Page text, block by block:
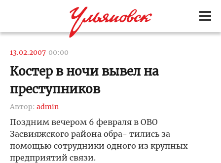
13.02.2007 00:00
Костер в ночи вывел на
преступников
Автор: admin
Поздним вечером 6 февраля в ОВО
Засвияжского района обра- тились за
помощью сотрудники одного из крупных
предприятий связи.